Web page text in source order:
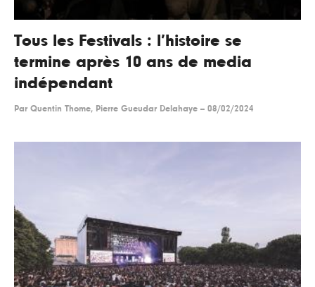
Tous les Festivals : l’histoire se
termine après 10 ans de media
indépendant
Par Quentin Thome, Pierre Gueudar Delahaye -- 08/02/2024